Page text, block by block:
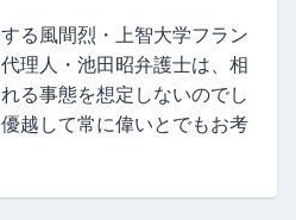
る風間烈・上智大学フラン
理人・池田昭弁護士は、相
る事態を想定しないのでし
越して常に偉いとでもお考